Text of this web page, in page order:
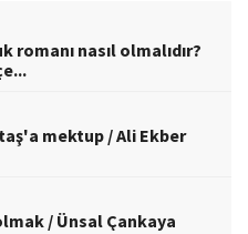
romanı nasıl olmalıdır?
mektup / Ali Ekber
/ Ünsal Çankaya